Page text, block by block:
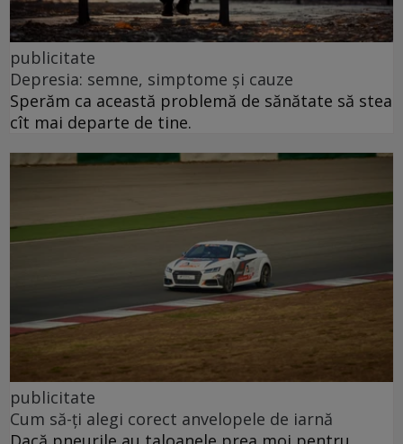
publicitate
Depresia: semne, simptome și cauze
Sperăm ca această problemă de sănătate să stea
cît mai departe de tine.
publicitate
Cum să-ți alegi corect anvelopele de iarnă